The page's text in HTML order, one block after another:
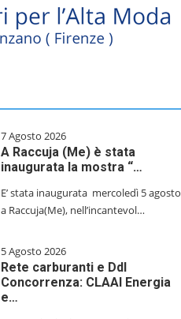
7 Agosto 2026
A Raccuja (Me) è stata
inaugurata la mostra “…
E’ stata inaugurata mercoledì 5 agosto
a Raccuja(Me), nell’incantevol…
5 Agosto 2026
Rete carburanti e Ddl
Concorrenza: CLAAI Energia
e…